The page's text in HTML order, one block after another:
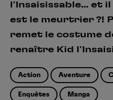
l'Insaisissable... et
est le meurtrier ?!
remet le costume
renaître Kid
Action Aventure
Enquêtes Manga